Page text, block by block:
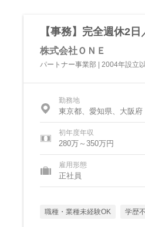
【事務】完全週休2
株式会社ＯＮＥ
パートナー事業部 | 2004年設立
勤務地
東京都、愛知県、大阪府
初年度年収
280万～350万円
雇用形態
正社員
職種・業種未経験OK 学歴